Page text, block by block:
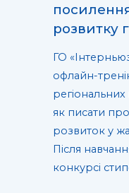
посилення
розвитку
ГО
офлайн-
регіональних
як писати про
розвиток у
Після
конкурсі